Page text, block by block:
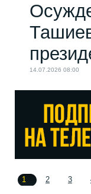
14.07.2026 08:00
1 2 3